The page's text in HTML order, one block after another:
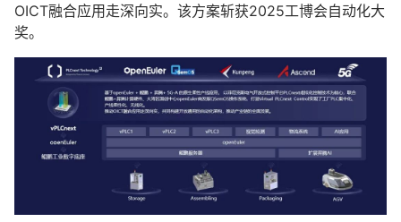
OICT融合应用走深向实。该方案斩获2025工博会自动化大
奖。